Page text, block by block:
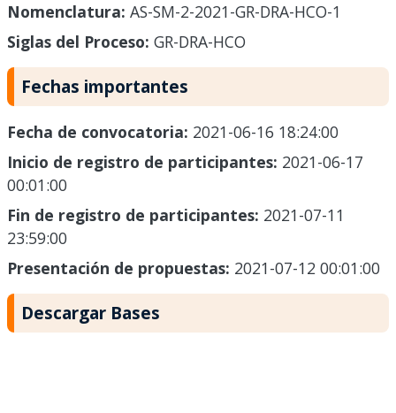
Nomenclatura: AS-SM-2-2021-GR-DRA-HCO-1
Siglas del Proceso: GR-DRA-HCO
Fechas importantes
Fecha de convocatoria: 2021-06-16 18:24:00
Inicio de registro de participantes: 2021-06-17
00:01:00
Fin de registro de participantes: 2021-07-11
23:59:00
Presentación de propuestas: 2021-07-12 00:01:00
Descargar Bases